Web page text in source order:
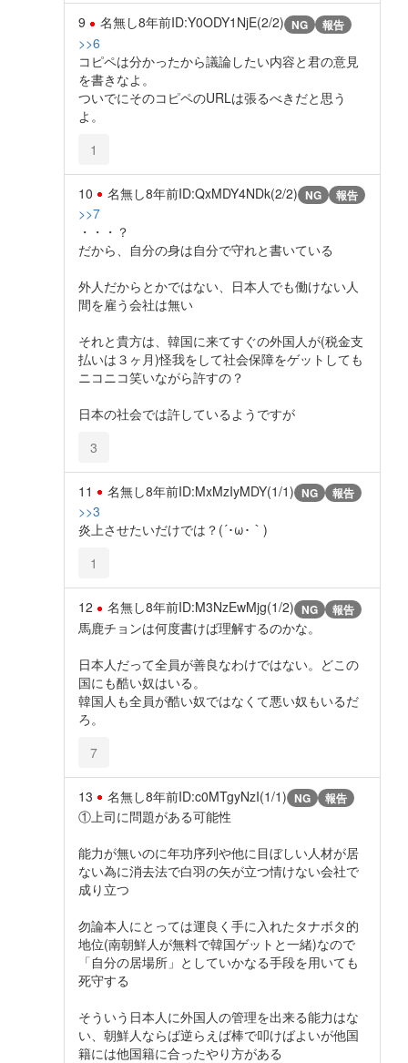
9 名無し8年前ID:Y0ODY1NjE(2/2) NG 報告
>>6
コピペは分かったから議論したい内容と君の意見
を書きなよ。
ついでにそのコピペのURLは張るべきだと思う
よ。
1
10 名無し8年前ID:QxMDY4NDk(2/2) NG 報告
>>7
・・・？
だから、自分の身は自分で守れと書いている
外人だからとかではない、日本人でも働けない人
間を雇う会社は無い
それと貴方は、韓国に来てすぐの外国人が(税金支
払いは３ヶ月)怪我をして社会保障をゲットしても
ニコニコ笑いながら許すの？
日本の社会では許しているようですが
3
11 名無し8年前ID:MxMzIyMDY(1/1) NG 報告
>>3
炎上させたいだけでは？(´･ω･｀)
1
12 名無し8年前ID:M3NzEwMjg(1/2) NG 報告
馬鹿チョンは何度書けば理解するのかな。
日本人だって全員が善良なわけではない。どこの
国にも酷い奴はいる。
韓国人も全員が酷い奴ではなくて悪い奴もいるだ
ろ。
7
13 名無し8年前ID:c0MTgyNzI(1/1) NG 報告
①上司に問題がある可能性
能力が無いのに年功序列や他に目ぼしい人材が居
ない為に消去法で白羽の矢が立つ情けない会社で
成り立つ
勿論本人にとっては運良く手に入れたタナボタ的
地位(南朝鮮人が無料で韓国ゲットと一緒)なので
「自分の居場所」としていかなる手段を用いても
死守する
そういう日本人に外国人の管理を出来る能力はな
い、朝鮮人ならば逆らえば棒で叩けばよいが他国
籍には他国籍に合ったやり方がある